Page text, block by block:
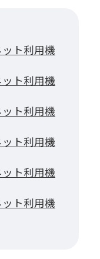
ト利用機
ト利用機
ト利用機
ト利用機
ト利用機
ト利用機